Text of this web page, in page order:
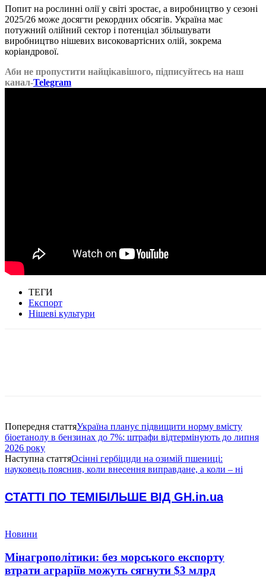
Попит на рослинні олії у світі зростає, а виробництво у сезоні
2025/26 може досягти рекордних обсягів. Україна має
потужний олійний сектор і потенціал збільшувати
виробництво нішевих високовартісних олій, зокрема
коріандрової.
Аби не пропустити найцікавішого, підписуйтесь на наш
канал-Telegram
ТЕГИ
Експорт
Нішеві культури
Попередня статтяУкраїна планує підвищити норму вмісту
біоетанолу в бензинах до 7%: штрафи відтермінують до липня
2026 року
Наступна статтяОсінні гербіциди на озимій пшениці:
науковець пояснив, коли внесення виправдане, а коли – ні
СТАТТІ ПО ТЕМІБІЛЬШЕ ВІД GH.in.ua
Новини
Мінагрополітики: без морського експорту
втрати аграріїв можуть сягнути $3 млрд